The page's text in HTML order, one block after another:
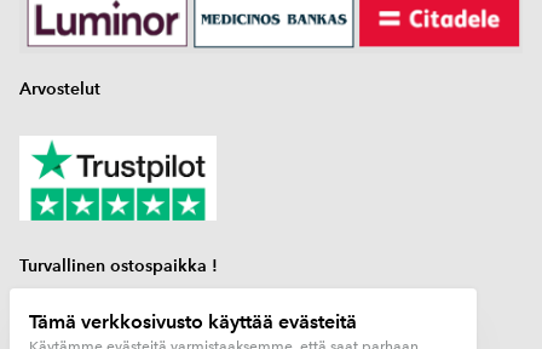
Arvostelut
Turvallinen ostospaikka !
kaasupullon mittari
Tämä verkkosivusto käyttää evästeitä